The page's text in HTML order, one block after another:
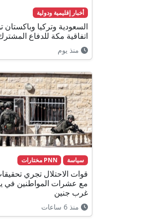
أخبار إقليمية ودولية
السعودية وتركيا وباكستان
اتفاقية مكة للدفاع
منذ يوم
سياسة PNN مختارات
قوات الاحتلال تجري
مع عشرات المواطنين في
غرب جنين
منذ 6 ساعات